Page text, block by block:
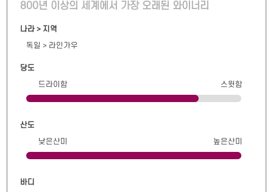
800년 이상의 세계에서 가장 오래된 와이너리
나라 > 지역
독일 > 라인가우
당도
드라이함
스윗함
산도
낮은산미
높은산미
바디